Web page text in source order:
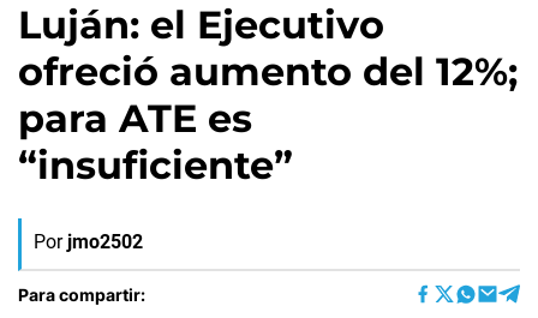
Luján: el Ejecutivo
ofreció aumento del 12%;
para ATE es
“insuficiente”
Por jmo2502
Para compartir: